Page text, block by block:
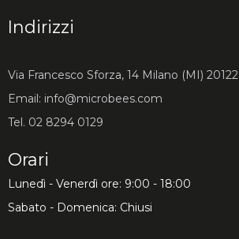
Indirizzi
Via Francesco Sforza, 14 Milano (MI) 20122
Email: info@microbees.com
Tel. 02 8294 0129
Orari
Lunedì - Venerdì ore: 9:00 - 18:00
Sabato - Domenica: Chiusi